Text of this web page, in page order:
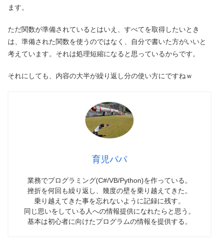
ます。
ただ関数が準備されているとはいえ、すべてを取得したいとき
は、準備された関数を使うのではなく、自分で書いた方がいいと
考えています。それは処理短縮になると思っているからです。
それにしても、内容の大半が繰り返し分の使い方にですねｗ
育児パパ
業務でプログラミング(C#/VB/Python)を作っている。
挫折を何回も繰り返し、幾度の壁を乗り越えてきた。
乗り越えてきた事を忘れないように記録に残す。
同じ思いをしている人への情報提供になれたらと思う。
基本は初心者に向けたプログラムの情報を提供する。